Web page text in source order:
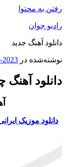
به محتوا
جوان
آهنگ جدید
در 2023-08-11
آهنگ
دانلود موزیک